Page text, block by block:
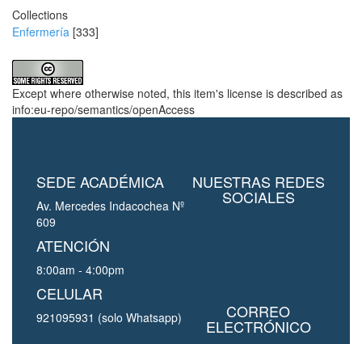
Collections
Enfermería [333]
Except where otherwise noted, this item's license is described as
info:eu-repo/semantics/openAccess
SEDE ACADÉMICA
Av. Mercedes Indacochea Nº
609
ATENCIÓN
8:00am - 4:00pm
CELULAR
921095931 (solo Whatsapp)
NUESTRAS REDES
SOCIALES
CORREO
ELECTRÓNICO